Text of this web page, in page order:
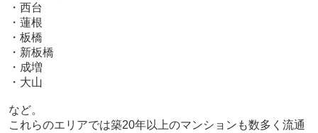
・西台
・蓮根
・板橋
・新板橋
・成増
・大山
など。
これらのエリアでは築20年以上のマンションも数多く流通